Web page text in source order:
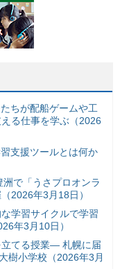
ちが配船ゲームや工
る仕事を学ぶ（2026
支援ツールとは何か
で「うさプロオンラ
2026年3月18日）
学習サイクルで学習
年3月10日）
立てる授業— 札幌に届
樹小学校（2026年3月